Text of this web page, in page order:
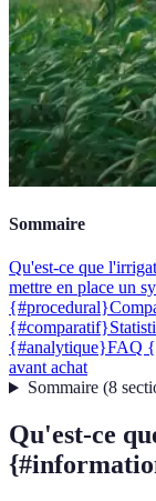
Sommaire
Qu'est-ce que
mettre en place un
{#procedural}
{#comparatif}
{#analytique}FAQ
avant achat
Sommaire(8
Qu'est-ce